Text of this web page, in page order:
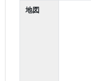
地図